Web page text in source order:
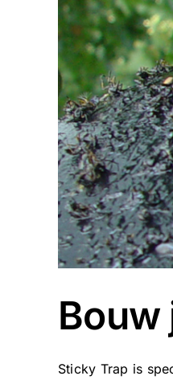
Bouw
Sticky Trap is